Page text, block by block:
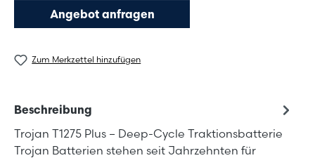
Angebot anfragen
Zum Merkzettel hinzufügen
Beschreibung
Trojan T1275 Plus – Deep-Cycle Traktionsbatterie
Trojan Batterien stehen seit Jahrzehnten für